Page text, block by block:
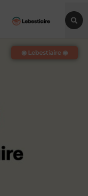
◉ Lebestiaire ◉